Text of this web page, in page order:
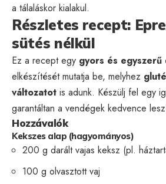
a tálaláskor kialakul.
Részletes recept:
sütés nélkül
Ez a recept egy gyors és
elkészítését mutatja be, melyhez
változatot is adunk. Készülj fel egy
garantáltan a vendégek kedvence
Hozzávalók
Kekszes alap (hagyományos)
200 g darált vajas keksz (pl.
100 g olvasztott vaj